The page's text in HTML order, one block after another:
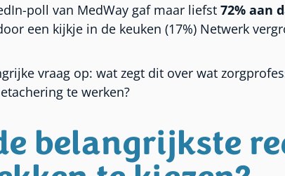
poll van MedWay gaf maar liefst 72% aan
een kijkje in de keuken (17%) Netwerk
vraag op: wat zegt dit over wat
te werken?
belangrijkste